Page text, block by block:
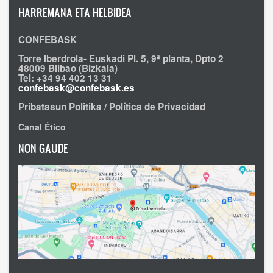
HARREMANA ETA HELBIDEA
CONFEBASK
Torre Iberdrola- Euskadi Pl. 5, 9ª planta, Dpto 2
48009 Bilbao (Bizkaia)
Tel: +34 94 402 13 31
confebask@confebask.es
Pribatasun Politika / Política de Privacidad
Canal Ético
NON GAUDE